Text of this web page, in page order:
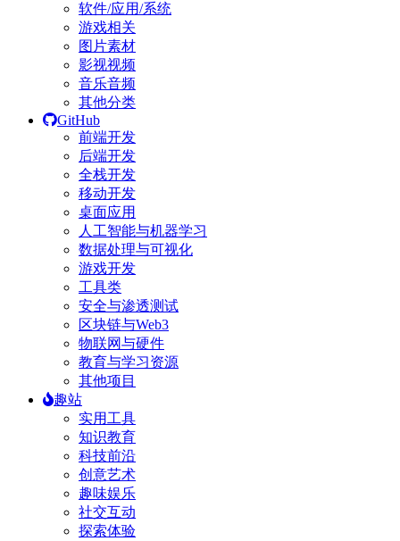
软件/应用/系统
游戏相关
图片素材
影视视频
音乐音频
其他分类
GitHub
前端开发
后端开发
全栈开发
移动开发
桌面应用
人工智能与机器学习
数据处理与可视化
游戏开发
工具类
安全与渗透测试
区块链与Web3
物联网与硬件
教育与学习资源
其他项目
趣站
实用工具
知识教育
科技前沿
创意艺术
趣味娱乐
社交互动
探索体验